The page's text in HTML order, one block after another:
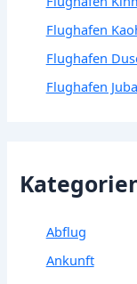
Flughafen
Flughafen
Flughafen
Abflug
Ankunft